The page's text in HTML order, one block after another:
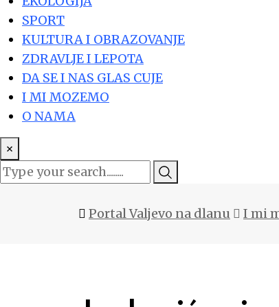
SPORT
KULTURA I OBRAZOVANJE
ZDRAVLJE I LEPOTA
DA SE I NAS GLAS CUJE
I MI MOZEMO
O NAMA
×
Portal Valjevo na dlanu I mi